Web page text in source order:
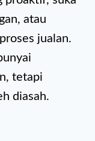
atau
jualan.
tetapi
diasah.